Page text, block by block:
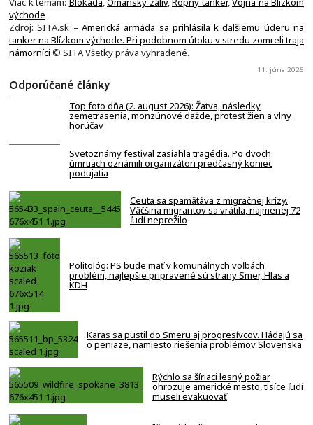
východe
Zdroj: SITA.sk – Americká armáda sa prihlásila k ďalšiemu úderu na
tanker na Blízkom východe. Pri podobnom útoku v stredu zomreli traja
námorníci © SITA Všetky práva vyhradené.
11. júna 2026
Odporúčané články
Top foto dňa (2. august 2026): Žatva, následky
zemetrasenia, monzúnové dažde, protest žien a vlny
horúčav
Svetoznámy festival zasiahla tragédia. Po dvoch
úmrtiach oznámili organizátori predčasný koniec
podujatia
Ceuta sa spamätáva z migračnej krízy.
Väčšina migrantov sa vrátila, najmenej 72
ľudí neprežilo
Politológ: PS bude mať v komunálnych voľbách
problém, najlepšie pripravené sú strany Smer, Hlas a
KDH
Karas sa pustil do Smeru aj progresívcov. Hádajú sa
o peniaze, namiesto riešenia problémov Slovenska
Rýchlo sa šíriaci lesný požiar
ohrozuje americké mesto, tisíce ľudí
museli evakuovať